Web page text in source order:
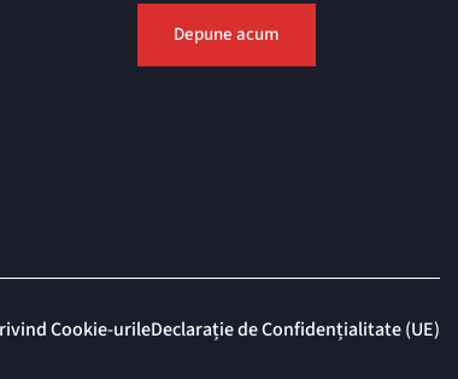
Depune acum
Cookie-urileDeclarație de Confidențialitate (UE)